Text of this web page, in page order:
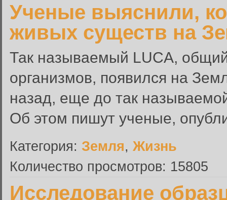
Ученые выяснили,
живых существ на
Так называемый LUCA,
организмов, появился на
назад, еще до так
Об этом пишут ученые,
Категория: Земля, Жизнь
Количество просмотров: 15805
Исследование